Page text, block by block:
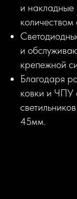
и накладные
количеством
и
крепежной
Благодаря
ковки и ЧПУ
45мм.